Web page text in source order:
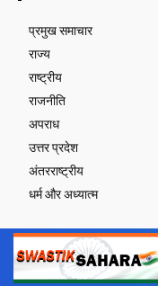
प्रमुख समाचार‎
राज्य
राष्ट्रीय
राजनीति
अपराध
उत्तर प्रदेश
अंतरराष्ट्रीय
धर्म और अध्यात्म